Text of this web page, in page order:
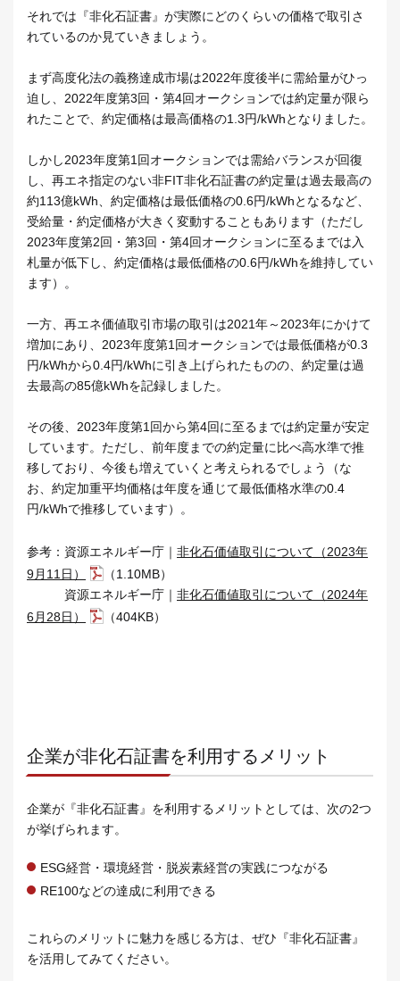
それでは『非化石証書』が実際にどのくらいの価格で取引さ
れているのか見ていきましょう。
まず高度化法の義務達成市場は2022年度後半に需給量がひっ
迫し、2022年度第3回・第4回オークションでは約定量が限ら
れたことで、約定価格は最高価格の1.3円/kWhとなりました。
しかし2023年度第1回オークションでは需給バランスが回復
し、再エネ指定のない非FIT非化石証書の約定量は過去最高の
約113億kWh、約定価格は最低価格の0.6円/kWhとなるなど、
受給量・約定価格が大きく変動することもあります（ただし
2023年度第2回・第3回・第4回オークションに至るまでは入
札量が低下し、約定価格は最低価格の0.6円/kWhを維持してい
ます）。
一方、再エネ価値取引市場の取引は2021年～2023年にかけて
増加にあり、2023年度第1回オークションでは最低価格が0.3
円/kWhから0.4円/kWhに引き上げられたものの、約定量は過
去最高の85億kWhを記録しました。
その後、2023年度第1回から第4回に至るまでは約定量が安定
しています。ただし、前年度までの約定量に比べ高水準で推
移しており、今後も増えていくと考えられるでしょう（な
お、約定加重平均価格は年度を通じて最低価格水準の0.4
円/kWhで推移しています）。
参考：資源エネルギー庁｜ 非化石価値取引について（2023年
9月11日）
（1.10MB）
資源エネルギー庁｜ 非化石価値取引について（2024年
6月28日）
（404KB）
企業が非化石証書を利用するメリット
企業が『非化石証書』を利用するメリットとしては、次の2つ
が挙げられます。
ESG経営・環境経営・脱炭素経営の実践につながる
RE100などの達成に利用できる
これらのメリットに魅力を感じる方は、ぜひ『非化石証書』
を活用してみてください。